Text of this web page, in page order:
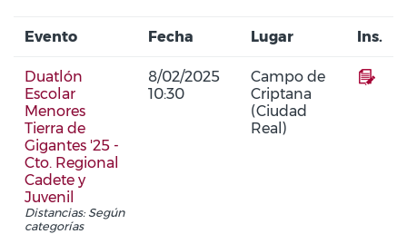
Evento Fecha Lugar Ins.
Duatlón
Escolar
Menores
Tierra de
Gigantes '25 -
Cto. Regional
Cadete y
Juvenil
Distancias: Según
categorías
8/02/2025
10:30
Campo de
Criptana
(Ciudad
Real)